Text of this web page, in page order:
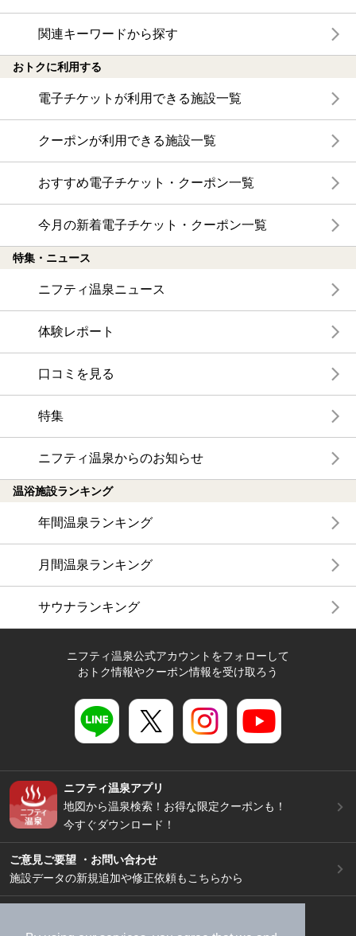
関連キーワードから探す
おトクに利用する
電子チケットが利用できる施設一覧
クーポンが利用できる施設一覧
おすすめ電子チケット・クーポン一覧
今月の新着電子チケット・クーポン一覧
特集・ニュース
ニフティ温泉ニュース
体験レポート
口コミを見る
特集
ニフティ温泉からのお知らせ
温浴施設ランキング
年間温泉ランキング
月間温泉ランキング
サウナランキング
ニフティ温泉公式アカウントをフォローして
おトク情報やクーポン情報を受け取ろう
ニフティ温泉アプリ
地図から温泉検索！お得な限定クーポンも！
今すぐダウンロード！
ご意見ご要望 ・お問い合わせ
施設データの新規追加や修正依頼もこちらから